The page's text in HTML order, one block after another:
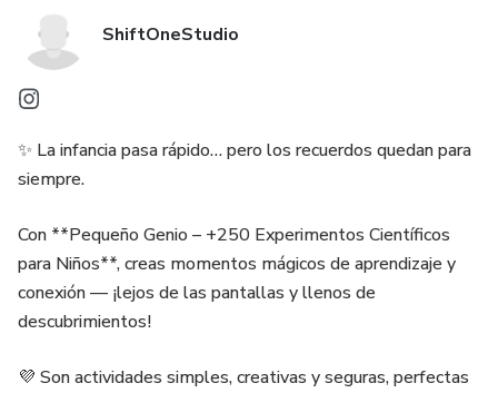
ShiftOneStudio
✨ La infancia pasa rápido… pero los recuerdos quedan para
siempre.
Con **Pequeño Genio – +250 Experimentos Científicos
para Niños**, creas momentos mágicos de aprendizaje y
conexión — ¡lejos de las pantallas y llenos de
descubrimientos!
💜 Son actividades simples, creativas y seguras, perfectas